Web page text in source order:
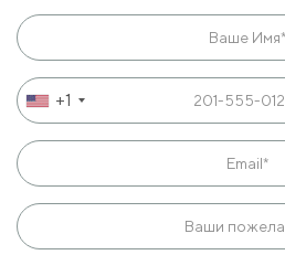
+1